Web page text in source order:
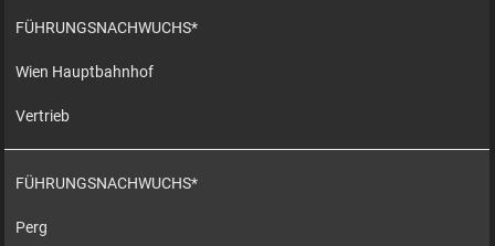
FÜHRUNGSNACHWUCHS*
Wien Hauptbahnhof
Vertrieb
FÜHRUNGSNACHWUCHS*
Perg